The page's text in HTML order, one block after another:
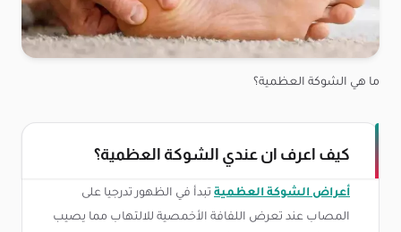
ما هي الشوكة العظمية؟
كيف اعرف ان عندي الشوكة العظمية؟
أعراض الشوكة العظمية تبدأ في الظهور تدرجيا على
المصاب عند تعرض اللفافة الأخمصية للالتهاب مما يصيب